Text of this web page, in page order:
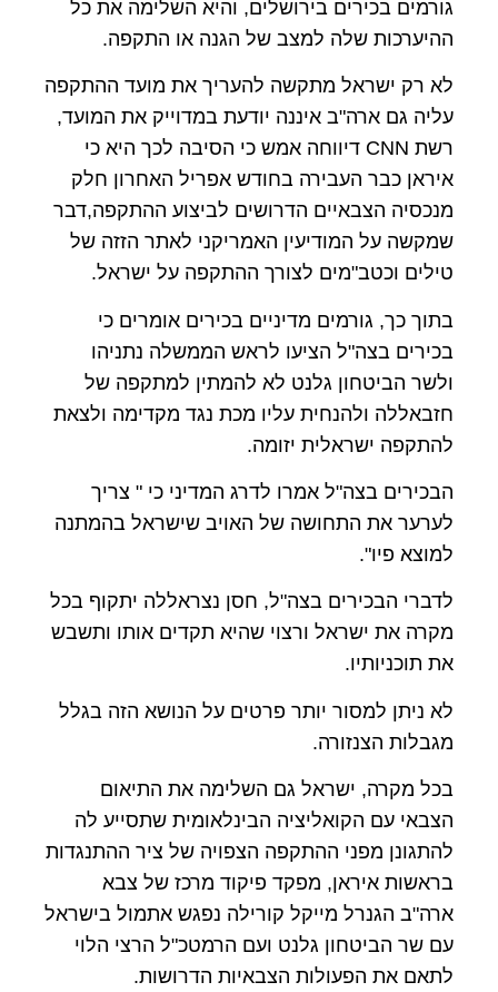
גורמים בכירים בירושלים, והיא השלימה את כל
ההיערכות שלה למצב של הגנה או התקפה.
לא רק ישראל מתקשה להעריך את מועד ההתקפה
עליה גם ארה"ב איננה יודעת במדוייק את המועד,
רשת CNN דיווחה אמש כי הסיבה לכך היא כי
איראן כבר העבירה בחודש אפריל האחרון חלק
מנכסיה הצבאיים הדרושים לביצוע ההתקפה,דבר
שמקשה על המודיעין האמריקני לאתר הזזה של
טילים וכטב"מים לצורך ההתקפה על ישראל.
בתוך כך, גורמים מדיניים בכירים אומרים כי
בכירים בצה"ל הציעו לראש הממשלה נתניהו
ולשר הביטחון גלנט לא להמתין למתקפה של
חזבאללה ולהנחית עליו מכת נגד מקדימה ולצאת
להתקפה ישראלית יזומה.
הבכירים בצה"ל אמרו לדרג המדיני כי " צריך
לערער את התחושה של האויב שישראל בהמתנה
למוצא פיו".
לדברי הבכירים בצה"ל, חסן נצראללה יתקוף בכל
מקרה את ישראל ורצוי שהיא תקדים אותו ותשבש
את תוכניותיו.
לא ניתן למסור יותר פרטים על הנושא הזה בגלל
מגבלות הצנזורה.
בכל מקרה, ישראל גם השלימה את התיאום
הצבאי עם הקואליציה הבינלאומית שתסייע לה
להתגונן מפני ההתקפה הצפויה של ציר ההתנגדות
בראשות איראן, מפקד פיקוד מרכז של צבא
ארה"ב הגנרל מייקל קורילה נפגש אתמול בישראל
עם שר הביטחון גלנט ועם הרמטכ"ל הרצי הלוי
לתאם את הפעולות הצבאיות הדרושות.